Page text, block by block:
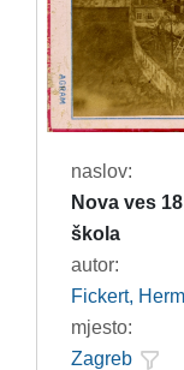
naslov:
Nova ves
škola
autor:
Fickert,
mjesto:
Zagreb